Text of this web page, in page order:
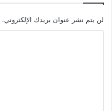
لن يتم نشر عنوان بريدك الإلكتروني.